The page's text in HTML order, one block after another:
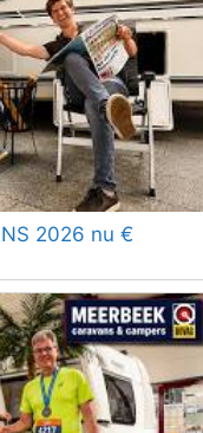
2026 nu €